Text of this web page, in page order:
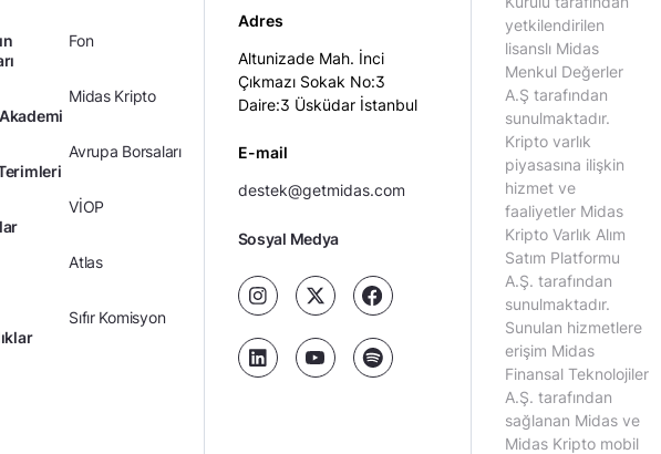
Fon
Midas Kripto
Avrupa Borsaları
VİOP
Atlas
Sıfır Komisyon
Adres
Altunizade Mah. İnci
Çıkmazı Sokak No:3
Daire:3 Üsküdar İstanbul
E-mail
destek@getmidas.com
Sosyal Medya
yetkilendirilen
lisanslı Midas
Menkul Değerler
A.Ş tarafından
sunulmaktadır.
Kripto varlık
piyasasına ilişkin
hizmet ve
faaliyetler Midas
Kripto Varlık Alım
Satım Platformu
A.Ş. tarafından
sunulmaktadır.
Sunulan hizmetlere
erişim Midas
Finansal Teknolojiler
A.Ş. tarafından
sağlanan Midas ve
Midas Kripto mobil